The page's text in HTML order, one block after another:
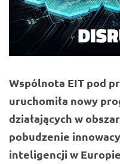
Wspólnota EIT pod
uruchomiła nowy
działających w
pobudzenie
inteligencji w